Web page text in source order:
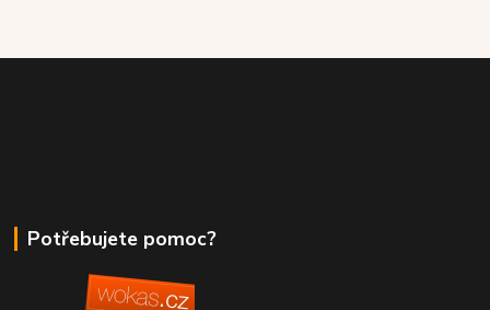
Potřebujete pomoc?